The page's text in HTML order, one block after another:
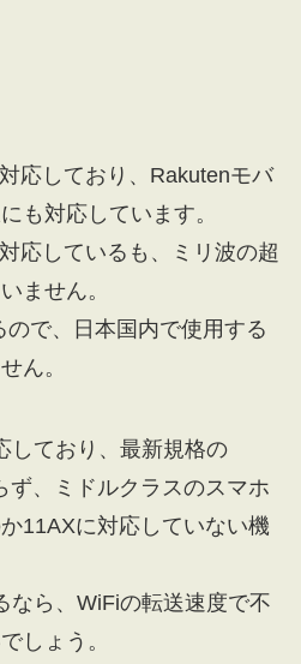
応しており、Rakutenモバ
も対応しています。
応しているも、ミリ波の超
ません。
で、日本国内で使用する
ん。
しており、最新規格の
ず、ミドルクラスのスマホ
11AXに対応していない機
なら、WiFiの転送速度で不
しょう。